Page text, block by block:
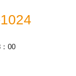
00